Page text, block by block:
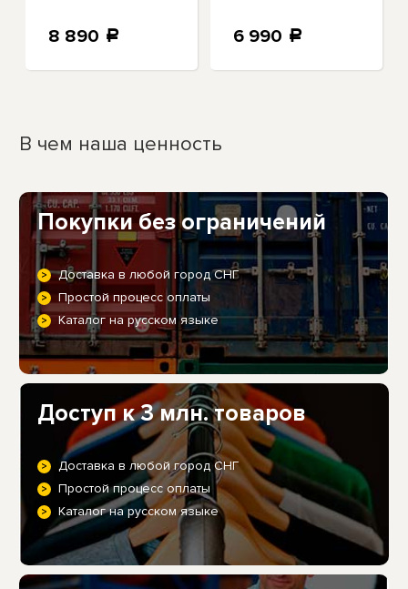
8 890 a 6 990 a
В чем наша ценность
Покупки без ограничений
Доставка в любой город СНГ
Простой процесс оплаты
Каталог на русском языке
Доступ к 3 млн. товаров
Доставка в любой город СНГ
Простой процесс оплаты
Каталог на русском языке